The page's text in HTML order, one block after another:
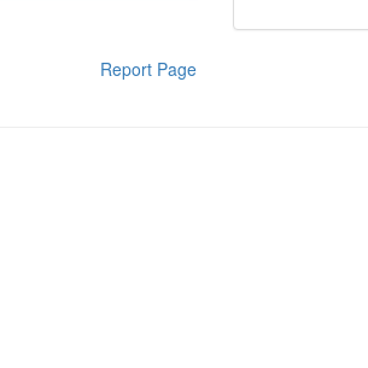
Report Page